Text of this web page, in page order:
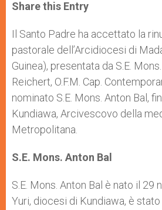
t
s
p
p
s
e
g
e
r
e
b
o
k
r
Share this Entry
Il Santo Padre ha accettato la
pastorale dell’Arcidiocesi di
Guinea), presentata da S.E.
Reichert, O.F.M. Cap.
nominato S.E. Mons. Anton Bal,
Kundiawa, Arcivescovo della
Metropolitana.
S.E. Mons. Anton Bal
S.E. Mons. Anton Bal è nato il 29
Yuri, diocesi di Kundiawa, è